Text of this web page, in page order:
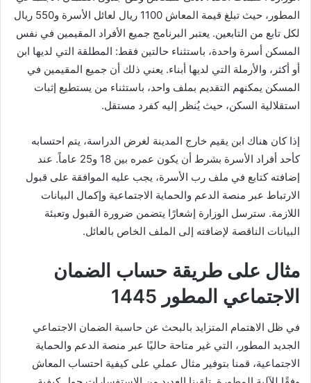
المطور، حيث تبلغ قيمة المعاش 1100 ريال لعائل الأسرة و550 ريال
لكل تابع من التابعين. يعتبر البرنامج جميع الأفراد المقيمين في نفس
المسكن أسرة واحدة، باستثناء حالتين فقط: المطلقة التي لديها ابن
أو أكثر، والأرملة التي لديها أبناء. يعني ذلك أن جميع المقيمين في
المسكن يمكنهم التقديم بملف واحد، باستثناء من يستطيع إثبات
استقلالية السكن، حيث يُنظر إليه كفرد مستقل.
إذا كان هناك ابن يقيم خارج المدينة لغرض الدراسة، يتم احتسابه
كأحد أفراد الأسرة بشرط أن يكون عمره بين 18 و25 عاماً. عند
إضافته كتابع في ملف رب الأسرة، يجب عليه الموافقة على قبول
الارتباط عبر منصة الدعم والحماية الاجتماعية وإكمال البيانات
اللازمة. سترسل الوزارة إشعارًا يتضمن ضرورة القبول وتعبئة
البيانات الناقصة لإضافته إلى الملف الخاص بالعائل.
مثال على طريقة حساب الضمان
الاجتماعي المطور 1445
في ظل الاهتمام المتزايد بالبحث عن حاسبة الضمان الاجتماعي
الجديد المطور، التي غير متاحة حاليًا عبر منصة الدعم والحماية
الاجتماعية، قمنا بتوفير مثال عملي على كيفية احتساب المعاش